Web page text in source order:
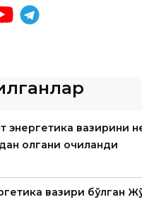
энергетика вазирини
олгани очиқланди
вазири бўлган